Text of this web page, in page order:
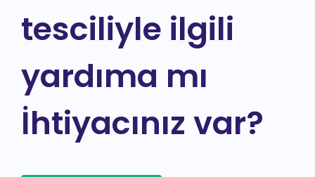
tesciliyle ilgili
yardıma mı
İhtiyacınız var?